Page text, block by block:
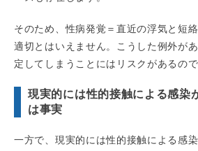
そのため、性病発覚＝直近の浮気と短
適切とはいえません。こうした例外が
定してしまうことにはリスクがあるので
現実的には性的接触による感染
は事実
一方で、現実的には性的接触による感